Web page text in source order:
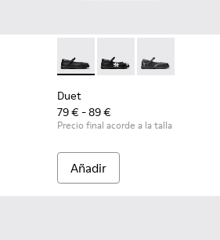
Duet - K800549-003 -
Duet - K800549-006
Duet -
Duet
79 € - 89 €
Precio final acorde a la talla
Añadir